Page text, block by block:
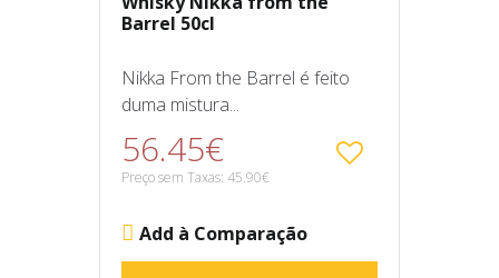
Barrel 50cl
Nikka From the Barrel é feito
duma mistura...
56.45€
Preço sem Taxas: 45.90€
Add à Comparação